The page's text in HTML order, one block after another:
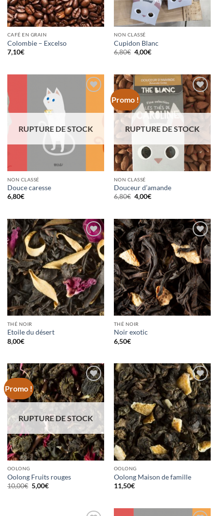
CAFÉ EN GRAIN
Colombie – Excelso
7,10€
NON CLASSÉ
Cupidon Blanc
6,80€ Le
prix
6,80€.
4,00€Le
4,00€.
wishlist
RUPTURE DE STOCK
NON CLASSÉ
Douce caresse
6,80€
Promo !
Ajouter
à la
wishlist
RUPTURE DE STOCK
NON CLASSÉ
Douceur d’amande
6,80€ Le
prix
6,80€.
4,00€Le
4,00€.
Ajouter
à la
wishlist
THÉ NOIR
Etoile du désert
8,00€
Ajouter
à la
wishlist
THÉ NOIR
Noir exotic
6,50€
Promo !
Ajouter
à la
wishlist
RUPTURE DE STOCK
OOLONG
Oolong Fruits rouges
10,00€ Le
prix
5,00€Le
Ajouter
à la
wishlist
OOLONG
Oolong Maison de famille
11,50€